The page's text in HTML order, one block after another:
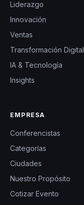
Liderazgo
Innovación
Ventas
Transformación Digital
IA & Tecnología
Insights
EMPRESA
Conferencistas
Categorías
Ciudades
Nuestro Propósito
Cotizar Evento